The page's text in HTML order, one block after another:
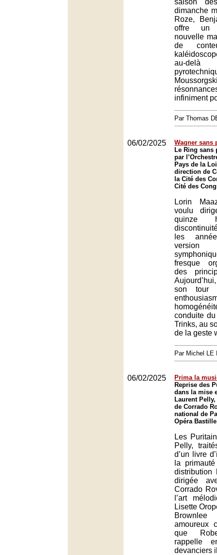
saison
dimanche
Roze,
offre un
nouvelle
de
au-
infiniment
Par Thomas
06/02/2025
Wagner sans
Le Ring sans
par
Pays de la
direction de
la Cité des
Cité des
Lorin
voulu
quinze
les
fresque
des
son tour
conduite
Trinks, au
de la geste
Par Michel LE
06/02/2025
Prima la
Reprise des
dans la mise
Laurent
de Corrado
national de
Opéra
Les
Pelly,
d’un livre
la
distribution
dirigée
Corrado
l’art
Lisette
Brownlee
amoureux
que
rappelle
devanciers